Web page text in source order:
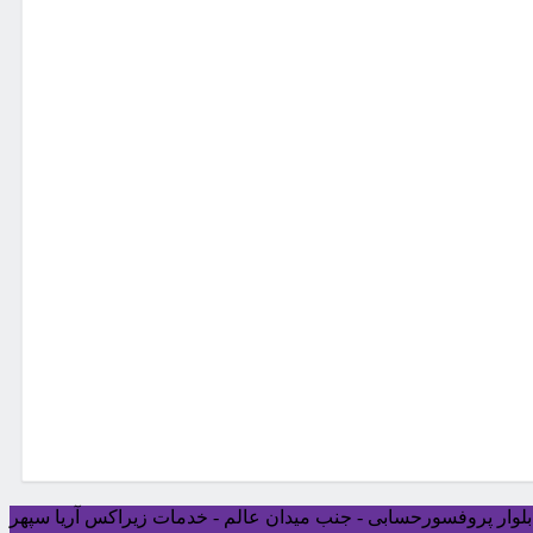
بلوار پروفسورحسابی - جنب میدان عالم - خدمات زیراکس آریا سپهر